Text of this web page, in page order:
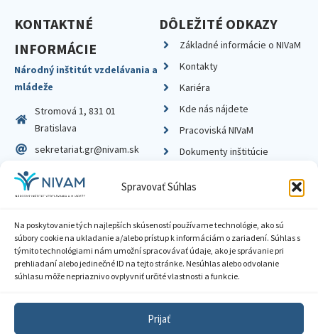
Spravovať Súhlas
Na poskytovanie tých najlepších skúseností používame technológie, ako sú
súbory cookie na ukladanie a/alebo prístup k informáciám o zariadení. Súhlas s
týmito technológiami nám umožní spracovávať údaje, ako je správanie pri
prehliadaní alebo jedinečné ID na tejto stránke. Nesúhlas alebo odvolanie
súhlasu môže nepriaznivo ovplyvniť určité vlastnosti a funkcie.
Prijať
KONTAKTNÉ
INFORMÁCIE
Národný inštitút vzdelávania a
mládeže
Stromová 1, 831 01
Bratislava
sekretariat.gr@nivam.sk
IČO: 00164348
DIČ: 2020798714
DÔLEŽITÉ ODKAZY
Základné informácie o NIVaM
Kontakty
Kariéra
Kde nás nájdete
Pracoviská NIVaM
Dokumenty inštitúcie
Zásady ochrany súkromia
Sprístupnenie informácií